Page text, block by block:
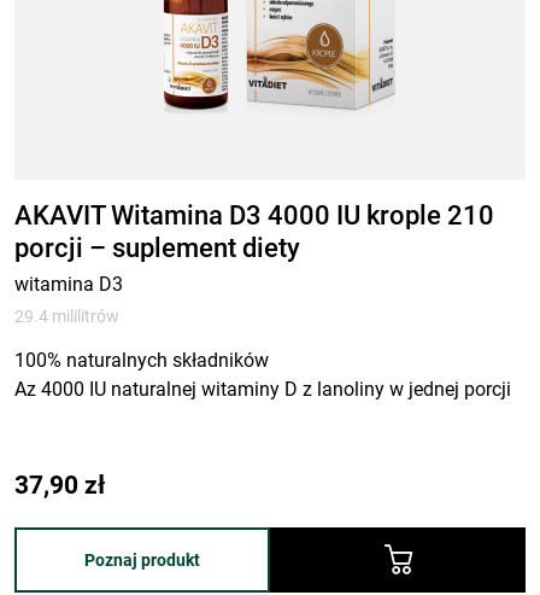
AKAVIT Witamina D3 4000 IU krople 210
porcji – suplement diety
witamina D3
29.4 mililitrów
100% naturalnych składników
Az 4000 IU naturalnej witaminy D z lanoliny w jednej porcji
37,90 zł
Poznaj produkt